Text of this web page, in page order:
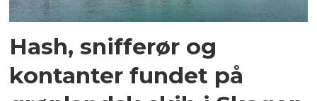
Hash, snifferør og
kontanter fundet på